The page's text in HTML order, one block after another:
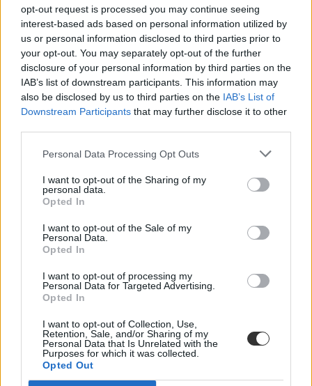
opt-out request is processed you may continue seeing
interest-based ads based on personal information utilized by
us or personal information disclosed to third parties prior to
your opt-out. You may separately opt-out of the further
disclosure of your personal information by third parties on the
IAB’s list of downstream participants. This information may
also be disclosed by us to third parties on the IAB’s List of
Downstream Participants that may further disclose it to other
Personal Data Processing Opt Outs
I want to opt-out of the Sharing of my
personal data.
Opted In
I want to opt-out of the Sale of my
Personal Data.
Opted In
I want to opt-out of processing my
Personal Data for Targeted Advertising.
Opted In
I want to opt-out of Collection, Use,
Retention, Sale, and/or Sharing of my
Personal Data that Is Unrelated with the
Purposes for which it was collected.
Opted Out
57.
Budapest I. Kerületi Szilágyi
Erzsébet Gimnázium
58. Gödöllői Török Ignác Gimnázium
59.
Prohászka Ottokár Katolikus
Gimnázium
88.
60.
Mihály Magyar-Angol Két
és Gimnázium
61.
Ányos Gimnázium
Diákotthon
64.
Gimnázium